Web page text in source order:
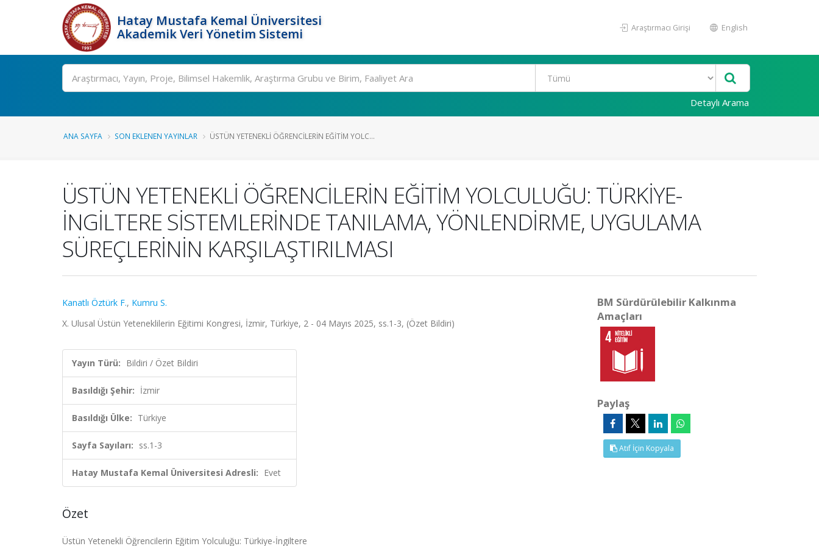
Hatay Mustafa Kemal Üniversitesi
Akademik Veri Yönetim Sistemi
Araştırmacı Girişi English
Ara
Detaylı Arama
ANA SAYFA SON EKLENEN YAYINLAR ÜSTÜN YETENEKLİ ÖĞRENCİLERİN EĞİTİM YOLC...
ÜSTÜN YETENEKLİ ÖĞRENCİLERİN EĞİTİM YOLCULUĞU: TÜRKİYE-
İNGİLTERE SİSTEMLERİNDE TANILAMA, YÖNLENDİRME, UYGULAMA
SÜREÇLERİNİN KARŞILAŞTIRILMASI
Kanatlı Öztürk F., Kumru S.
X. Ulusal Üstün Yeteneklilerin Eğitimi Kongresi, İzmir, Türkiye, 2 - 04 Mayıs 2025, ss.1-3, (Özet Bildiri)
Yayın Türü: Bildiri / Özet Bildiri
Basıldığı Şehir: İzmir
Basıldığı Ülke: Türkiye
Sayfa Sayıları: ss.1-3
Hatay Mustafa Kemal Üniversitesi Adresli: Evet
Özet
Üstün Yetenekli Öğrencilerin Eğitim Yolculuğu: Türkiye-İngiltere
BM Sürdürülebilir Kalkınma
Amaçları
Paylaş
Atıf İçin Kopyala